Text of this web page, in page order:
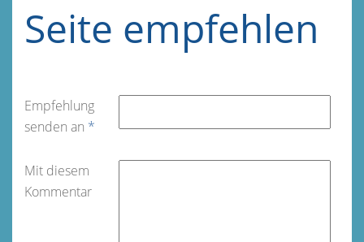
Seite empfehlen
Empfehlung
senden an *
Mit diesem
Kommentar